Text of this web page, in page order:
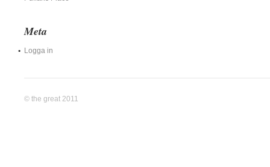
Meta
Logga in
© the great 2011